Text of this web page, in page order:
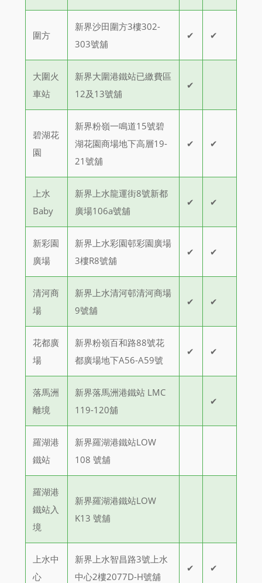
圍方
新界沙田圍方3樓302-
303號舖
✔ ✔
大圍火
車站
新界大圍港鐵站已繳費區
12及13號舖
✔
碧湖花
園
新界粉嶺一鳴道15號碧
湖花園商場地下高層19-
21號舖
✔ ✔
上水
Baby
新界上水龍運街8號新都
廣場106a號舖
✔ ✔
新彩園
廣場
新界上水彩園邨彩園廣場
3樓R8號舖
✔ ✔
清河商
場
新界上水清河邨清河商場
9號舖
✔ ✔
花都廣
場
新界粉嶺百和路88號花
都廣場地下A56-A59號
✔ ✔
落馬洲
離境
新界落馬洲港鐵站 LMC
119-120舖
✔
羅湖港
鐵站
新界羅湖港鐵站LOW
108 號舖
羅湖港
鐵站入
境
新界羅湖港鐵站LOW
K13 號舖
上水中
心
新界上水智昌路3號上水
中心2樓2077D-H號舖
✔ ✔